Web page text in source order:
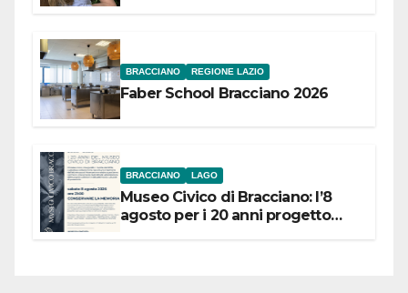
BRACCIANO REGIONE LAZIO
Faber School Bracciano 2026
BRACCIANO LAGO
Museo Civico di Bracciano: l’8
agosto per i 20 anni progetto